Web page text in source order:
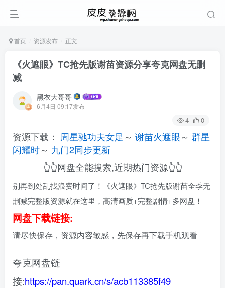
首页 资源发布 正文
《火遮眼》TC抢先版谢苗资源分享夸克网盘无删
减
黑衣大哥哥
6月4日 09:17发布
4 0
资源下载： 周星驰功夫女足 ～ 谢苗火遮眼～ 群星
闪耀时～ 九门2同步更新
👆👆网盘全能搜索,近期热门资源👆👆
别再到处乱找浪费时间了！《火遮眼》TC抢先版谢苗全季无
删减完整版资源就在这里，高清画质+完整剧情+多网盘！
网盘下载链接:
请尽快保存，资源内容敏感，先保存再下载手机观看
夸克网盘链
接:https://pan.quark.cn/s/acb113385f49